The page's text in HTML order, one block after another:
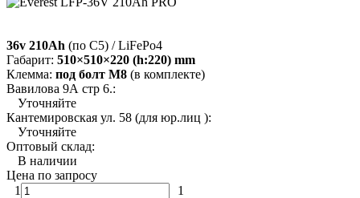
36v 210Ah (по C5) / LiFePo4
Габарит: 510×510×220 (h:220) mm
Клемма: под болт М8 (в комплекте)
Вавилова 9А стр 6.:
Уточняйте
Кантемировская ул. 58 (для юр.лиц ):
Уточняйте
Оптовый склад:
В наличии
Цена по запросу
1
1